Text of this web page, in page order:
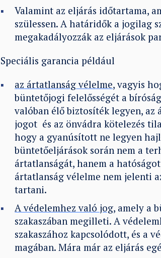
Valamint az eljárás időtartama,
szülessen. A határidők a jogilag
megakadályozzák az eljárások
Speciális garancia például
az ártatlanság vélelme, vagyis
büntetőjogi felelősségét a
valóban élő biztosíték legyen,
jogot és az önvádra kötelezés
hogy a gyanúsított ne legyen
büntetőeljárások során nem a
ártatlanságát, hanem a
ártatlanság vélelme nem jelenti
tartani.
A védelemhez való jog, amely a
szakaszában megilleti. A
szakaszához kapcsolódott, és a
magában. Mára már az eljárás